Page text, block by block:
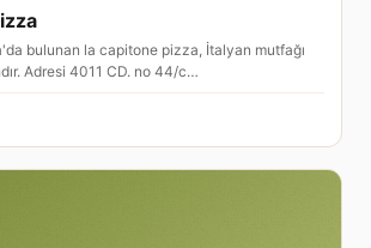
bulunan la capitone pizza, İtalyan mutfağı
Adresi 4011 CD. no 44/c…